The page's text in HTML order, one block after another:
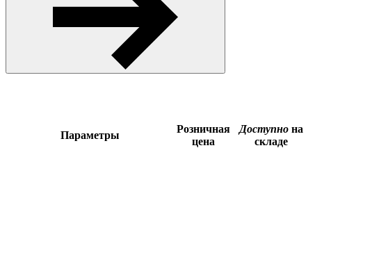
Параметры
Розничная
цена
Доступно на
складе